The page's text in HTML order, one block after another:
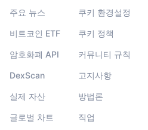
주요 뉴스
비트코인 ETF
암호화폐 API
DexScan
실제 자산
글로벌 차트
쿠키 환경설정
쿠키 정책
커뮤니티 규칙
고지사항
방법론
직업